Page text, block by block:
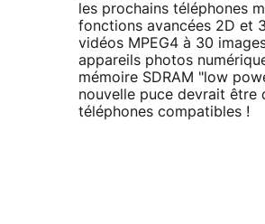
les prochains téléphones
fonctions avancées 2D et
vidéos MPEG4 à 30
appareils photos
mémoire SDRAM "low
nouvelle puce devrait être
téléphones compatibles !